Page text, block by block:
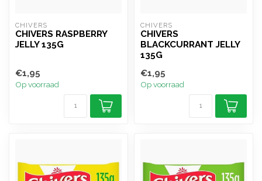
CHIVERS
CHIVERS RASPBERRY
JELLY 135G
€1,95
Op voorraad
CHIVERS
CHIVERS
BLACKCURRANT JELLY
135G
€1,95
Op voorraad